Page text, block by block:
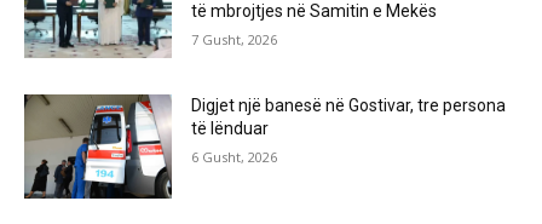
të mbrojtjes në Samitin e Mekës
7 Gusht, 2026
Digjet një banesë në Gostivar, tre persona
të lënduar
6 Gusht, 2026